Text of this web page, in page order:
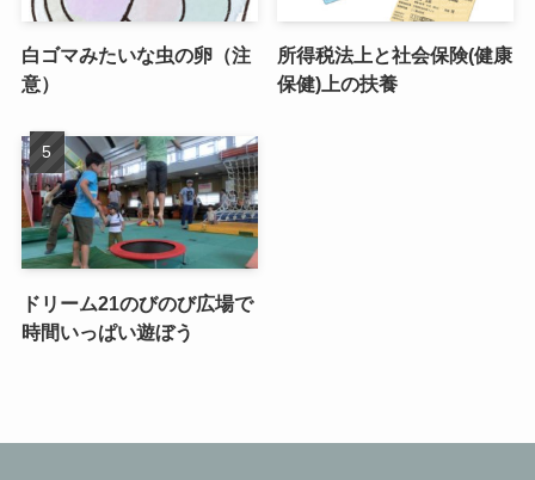
白ゴマみたいな虫の卵（注
意）
所得税法上と社会保険(健康
保健)上の扶養
ドリーム21のびのび広場で
時間いっぱい遊ぼう